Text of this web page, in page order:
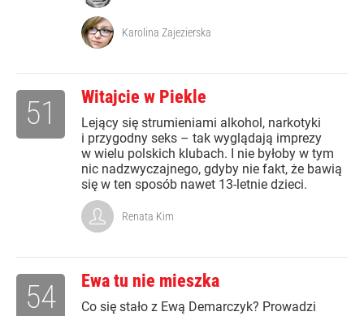
Karolina Zajezierska
Witajcie w Piekle
Lejący się strumieniami alkohol, narkotyki
i przygodny seks – tak wyglądają imprezy
w wielu polskich klubach. I nie byłoby w tym
nic nadzwyczajnego, gdyby nie fakt, że bawią
się w ten sposób nawet 13-letnie dzieci.
51
Renata Kim
Ewa tu nie mieszka
Co się stało z Ewą Demarczyk? Prowadzi
54